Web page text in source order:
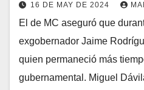
16 DE MAY DE 2024
El de MC aseguró que
exgobernador Jaime
quien permaneció más
gubernamental. Miguel